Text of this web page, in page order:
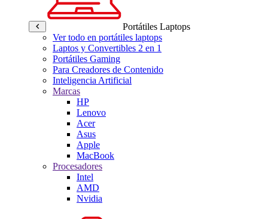
Portátiles Laptops
Ver todo en portátiles laptops
Laptos y Convertibles 2 en 1
Portátiles Gaming
Para Creadores de Contenido
Inteligencia Artificial
Marcas
HP
Lenovo
Acer
Asus
Apple
MacBook
Procesadores
Intel
AMD
Nvidia